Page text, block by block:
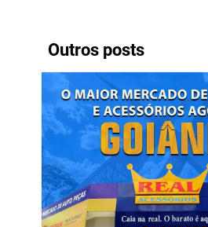
Outros posts